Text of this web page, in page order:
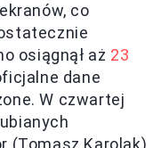
co
osiągnął aż 23
dane
W czwartej